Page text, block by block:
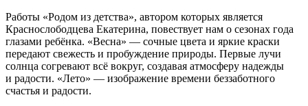
Работы «Родом из детства», автором которых является
Краснослободцева Екатерина, повествует нам о сезонах года
глазами ребёнка. «Весна» — сочные цвета и яркие краски
передают свежесть и пробуждение природы. Первые лучи
солнца согревают всё вокруг, создавая атмосферу надежды
и радости. «Лето» — изображение времени беззаботного
счастья и радости.